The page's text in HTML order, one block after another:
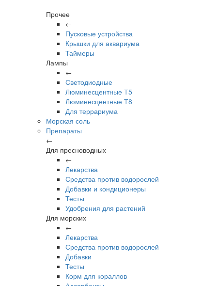
Прочее
←
Пусковые устройства
Крышки для аквариума
Таймеры
Лампы
←
Светодиодные
Люминесцентные Т5
Люминесцентные Т8
Для террариума
Морская соль
Препараты
←
Для пресноводных
←
Лекарства
Средства против водорослей
Добавки и кондиционеры
Тесты
Удобрения для растений
Для морских
←
Лекарства
Средства против водорослей
Добавки
Тесты
Корм для кораллов